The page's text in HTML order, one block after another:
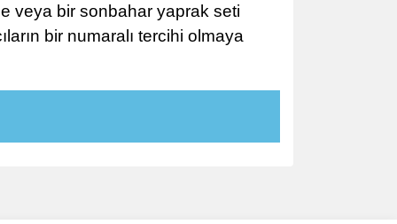
veya bir sonbahar yaprak seti
bir numaralı tercihi olmaya